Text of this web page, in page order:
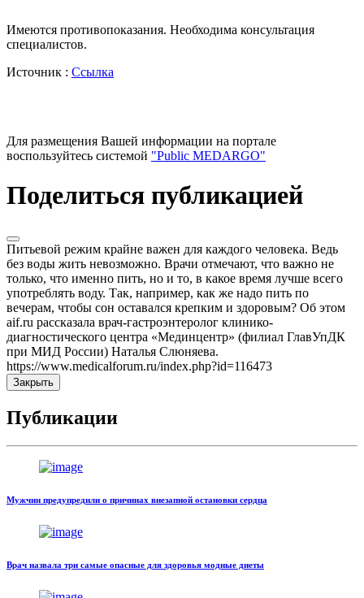
Имеются противопоказания. Необходима консультация
специалистов.
Источник : Ссылка
Для размещения Вашей информации на портале
воспользуйтесь системой "Public MEDARGO"
Поделиться публикацией
Питьевой режим крайне важен для каждого человека. Ведь
без воды жить невозможно. Врачи отмечают, что важно не
только, что именно пить, но и то, в какое время лучше всего
употреблять воду. Так, например, как же надо пить по
вечерам, чтобы сон оставался крепким и здоровым? Об этом
aif.ru рассказала врач-гастроэнтеролог клинико-
диагностического центра «Мединцентр» (филиал ГлавУпДК
при МИД России) Наталья Слюняева.
https://www.medicalforum.ru/index.php?id=116473
Закрыть
Публикации
Мужчин предупредили о причинах внезапной остановки сердца
Врач назвала три самые опасные для здоровья модные диеты